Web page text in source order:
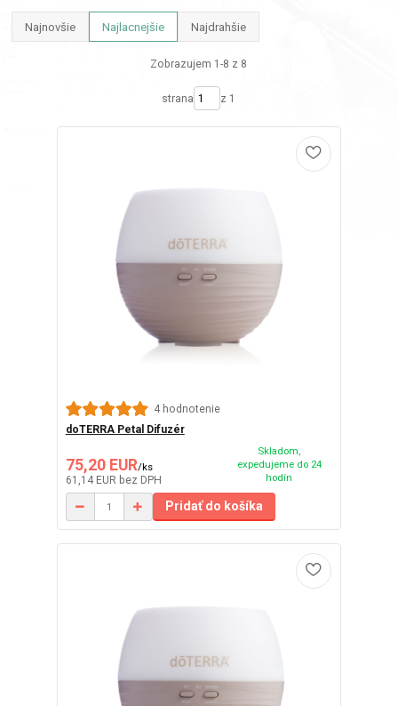
Najnovšie Najlacnejšie Najdrahšie
Zobrazujem 1-8 z 8
strana z 1
4 hodnotenie
doTERRA Petal Difuzér
75,20 EUR/ks
61,14 EUR bez DPH
Skladom,
expedujeme do 24
hodín
Pridať do košíka